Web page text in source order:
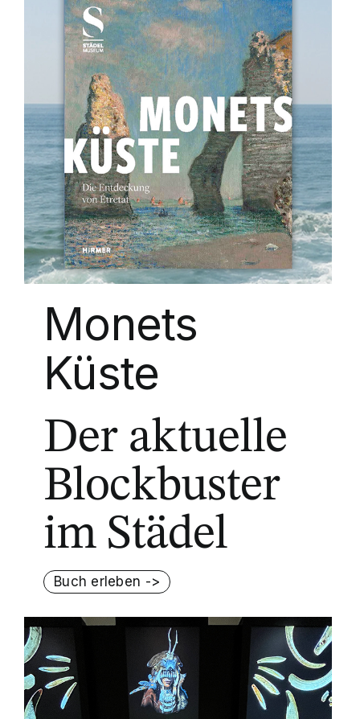
Monets
Küste
Der aktuelle
Blockbuster
im Städel
Buch erleben ->